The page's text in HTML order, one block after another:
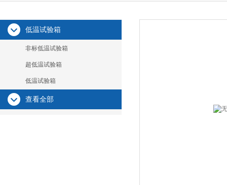
低温试验箱
非标低温试验箱
超低温试验箱
低温试验箱
查看全部